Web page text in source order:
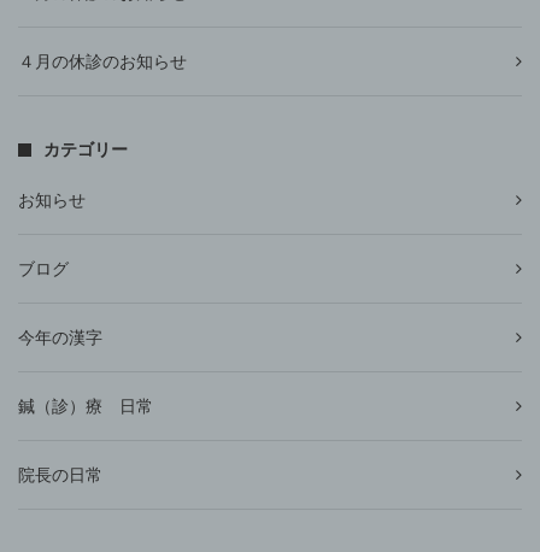
４月の休診のお知らせ
カテゴリー
お知らせ
ブログ
今年の漢字
鍼（診）療 日常
院長の日常